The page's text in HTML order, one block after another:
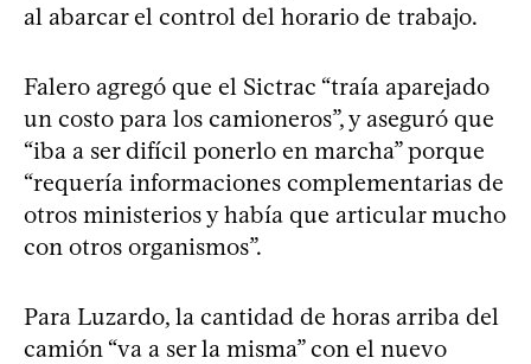
al abarcar el control del horario de trabajo.
Falero agregó que el Sictrac “traía aparejado
un costo para los camioneros”, y aseguró que
“iba a ser difícil ponerlo en marcha” porque
“requería informaciones complementarias de
otros ministerios y había que articular mucho
con otros organismos”.
Para Luzardo, la cantidad de horas arriba del
camión “va a ser la misma” con el nuevo